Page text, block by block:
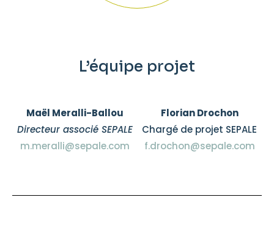
L’équipe projet
Maël Meralli-Ballou
Directeur associé SEPALE
m.meralli@sepale.com
Florian Drochon
Chargé de projet SEPALE
f.drochon@sepale.com